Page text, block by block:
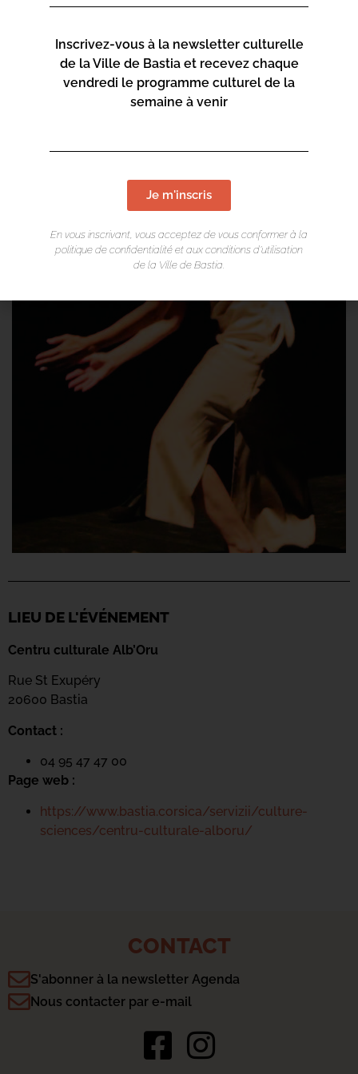
Coproduction / Villes des Musiques du Monde,
Soutiens / Indans’cité, théâtre de Suresnes, Espace
Renaudie, La Place
Durée / 20 min.
LIEU DE L'ÉVÉNEMENT
Centru culturale Alb’Oru
Rue St Exupéry
20600 Bastia
Contact :
04 95 47 47 00
Page web :
https://www.bastia.corsica/servizii/culture-
sciences/centru-culturale-alboru/
CONTACT
S'abonner à la newsletter Agenda
Nous contacter par e-mail
Inscrivez-vous à la newsletter culturelle
de la Ville de Bastia et recevez chaque
vendredi le programme culturel de la
semaine à venir
Je m'inscris
En vous inscrivant, vous acceptez de vous conformer à la
politique de confidentialité et aux conditions d’utilisation
de la Ville de Bastia.